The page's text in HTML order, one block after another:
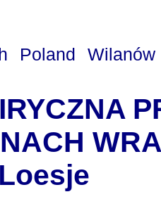
Poland Wilanów